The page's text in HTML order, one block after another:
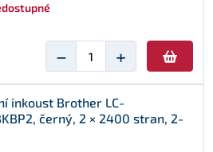
− +
inkoust Brother LC-
černý, 2 × 2400 stran, 2-